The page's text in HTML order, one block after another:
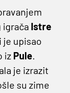
igrača Istre
je upisao
iz Pule.
je izrazit
su zime